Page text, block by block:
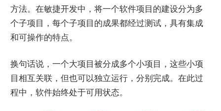
方法。在敏捷开发中，将一个软件项目的建设分为多
个子项目，每个子项目的成果都经过测试，具有集成
和可操作的特点。
换句话说，一个大项目被分成多个小项目，这些小项
目相互关联，但也可以独立运行，分别完成。在此过
程中，软件始终处于可用状态。